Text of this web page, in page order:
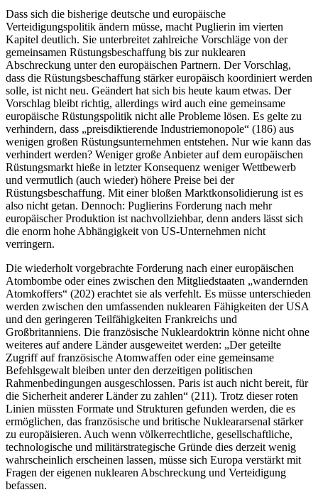
Dass sich die bisherige deutsche und europäische
Verteidigungspolitik ändern müsse, macht Puglierin im vierten
Kapitel deutlich. Sie unterbreitet zahlreiche Vorschläge von der
gemeinsamen Rüstungsbeschaffung bis zur nuklearen
Abschreckung unter den europäischen Partnern. Der Vorschlag,
dass die Rüstungsbeschaffung stärker europäisch koordiniert werden
solle, ist nicht neu. Geändert hat sich bis heute kaum etwas. Der
Vorschlag bleibt richtig, allerdings wird auch eine gemeinsame
europäische Rüstungspolitik nicht alle Probleme lösen. Es gelte zu
verhindern, dass „preisdiktierende Industriemonopole“ (186) aus
wenigen großen Rüstungsunternehmen entstehen. Nur wie kann das
verhindert werden? Weniger große Anbieter auf dem europäischen
Rüstungsmarkt hieße in letzter Konsequenz weniger Wettbewerb
und vermutlich (auch wieder) höhere Preise bei der
Rüstungsbeschaffung. Mit einer bloßen Marktkonsolidierung ist es
also nicht getan. Dennoch: Puglierins Forderung nach mehr
europäischer Produktion ist nachvollziehbar, denn anders lässt sich
die enorm hohe Abhängigkeit von US-Unternehmen nicht
verringern.
Die wiederholt vorgebrachte Forderung nach einer europäischen
Atombombe oder eines zwischen den Mitgliedstaaten „wandernden
Atomkoffers“ (202) erachtet sie als verfehlt. Es müsse unterschieden
werden zwischen den umfassenden nuklearen Fähigkeiten der USA
und den geringeren Teilfähigkeiten Frankreichs und
Großbritanniens. Die französische Nukleardoktrin könne nicht ohne
weiteres auf andere Länder ausgeweitet werden: „Der geteilte
Zugriff auf französische Atomwaffen oder eine gemeinsame
Befehlsgewalt bleiben unter den derzeitigen politischen
Rahmenbedingungen ausgeschlossen. Paris ist auch nicht bereit, für
die Sicherheit anderer Länder zu zahlen“ (211). Trotz dieser roten
Linien müssten Formate und Strukturen gefunden werden, die es
ermöglichen, das französische und britische Nukleararsenal stärker
zu europäisieren. Auch wenn völkerrechtliche, gesellschaftliche,
technologische und militärstrategische Gründe dies derzeit wenig
wahrscheinlich erscheinen lassen, müsse sich Europa verstärkt mit
Fragen der eigenen nuklearen Abschreckung und Verteidigung
befassen.